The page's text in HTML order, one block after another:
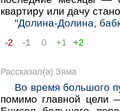
квартиру или дачу
"Долина-Долина,
-2 -1 0 +1 +2
Рассказал(а) Зяма
Во время большого
помимо главной цели